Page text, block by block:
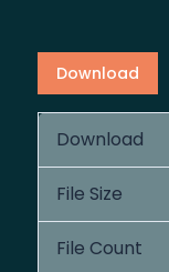
Download
Download
File Size
File Count